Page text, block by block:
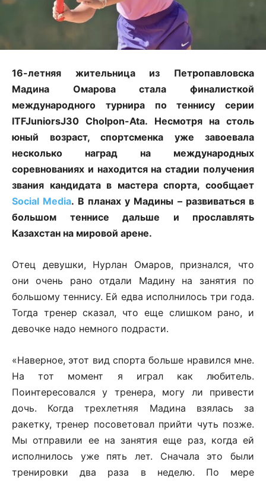
16-летняя жительница из Петропавловска
Мадина Омарова стала финалисткой
международного турнира по теннису серии
ITFJuniorsJ30 Cholpon-Ata. Несмотря на столь
юный возраст, спортсменка уже завоевала
несколько наград на международных
соревнованиях и находится на стадии получения
звания кандидата в мастера спорта, сообщает
Social Media. В планах у Мадины – развиваться в
большом теннисе дальше и прославлять
Казахстан на мировой арене.
Отец девушки, Нурлан Омаров, признался, что
они очень рано отдали Мадину на занятия по
большому теннису. Ей едва исполнилось три года.
Тогда тренер сказал, что еще слишком рано, и
девочке надо немного подрасти.
«Наверное, этот вид спорта больше нравился мне.
На тот момент я играл как любитель.
Поинтересовался у тренера, могу ли привести
дочь. Когда трехлетняя Мадина взялась за
ракетку, тренер посоветовал прийти чуть позже.
Мы отправили ее на занятия еще раз, когда ей
исполнилось уже пять лет. Сначала это были
тренировки два раза в неделю. По мере